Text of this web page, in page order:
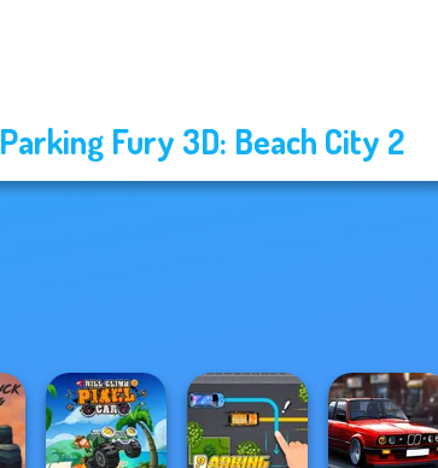
Parking Fury 3D: Beach City 2